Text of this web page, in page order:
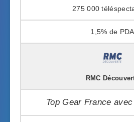
275 000
1,5%
RMC
Top Gear France